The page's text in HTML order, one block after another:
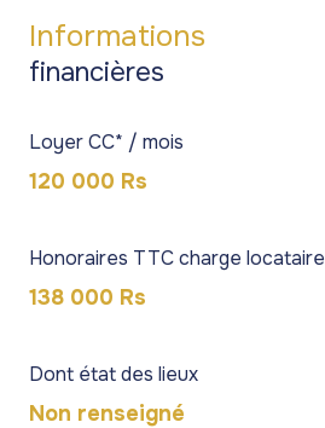
Informations
financières
Loyer CC* / mois
120 000 Rs
Honoraires TTC charge locataire
138 000 Rs
Dont état des lieux
Non renseigné